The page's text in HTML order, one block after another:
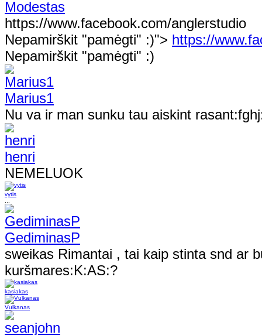
Modestas
https://www.facebook.com/anglerstudio
Nepamirškit "pamėgti" :)"> https://
Nepamirškit "pamėgti" :)
Marius1
Nu va ir man sunku tau aiskint
henri
NEMELUOK
vytis
GediminasP
sweikas Rimantai , tai kaip stinta snd ar
kuršmares:K:AS:?
kasiakas
Vulkanas